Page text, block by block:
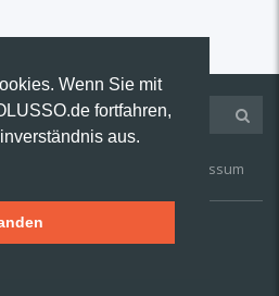
Wenn Sie mit
fortfahren,
aus.
Impressum
Rechte vorbehalten.